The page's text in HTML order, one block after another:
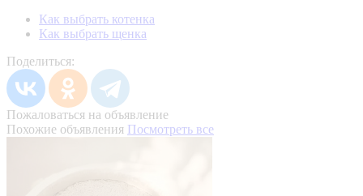
Как выбрать котенка
Как выбрать щенка
Поделиться:
Пожаловаться на объявление
Похожие объявления Посмотреть все